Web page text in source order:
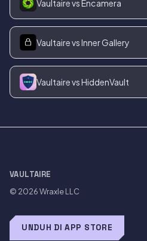
Vaultaire vs Encamera
Vaultaire vs Inner Gallery
Vaultaire vs HiddenVault
VAULTAIRE
© 2026Wraxle LLC
UNDUH DI APP STORE